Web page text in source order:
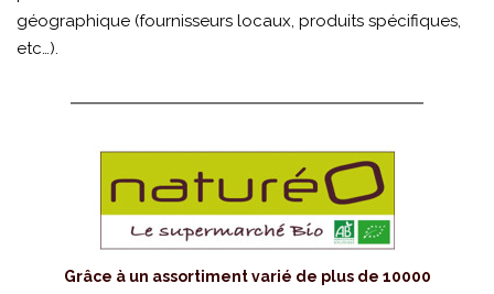
géographique (fournisseurs locaux, produits spécifiques,
etc…).
Grâce à un assortiment varié de plus de 10000